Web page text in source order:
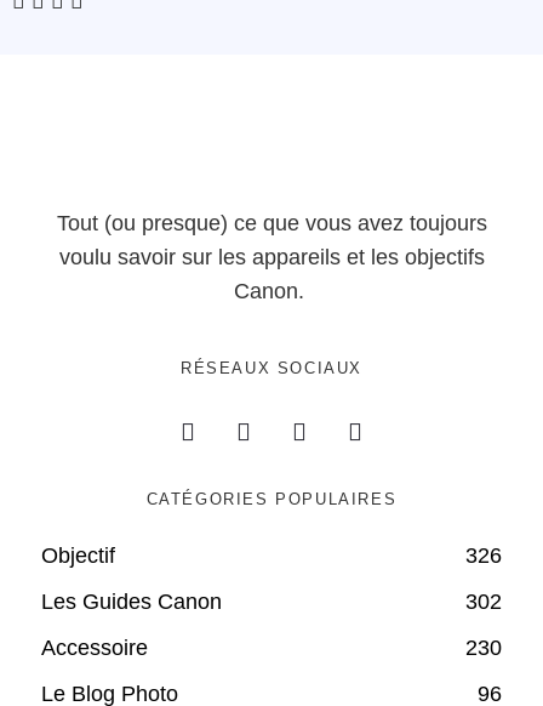
Tout (ou presque) ce que vous avez toujours
voulu savoir sur les appareils et les objectifs
Canon.
RÉSEAUX SOCIAUX
CATÉGORIES POPULAIRES
Objectif
326
Les Guides Canon
302
Accessoire
230
Le Blog Photo
96